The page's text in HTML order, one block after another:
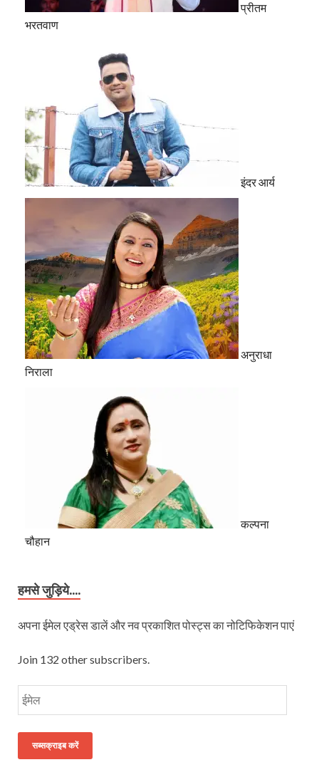
प्रीतम
भरतवाण
इंदर आर्य
अनुराधा
निराला
कल्पना
चौहान
हमसे जुड़िये....
अपना ईमेल एड्रेस डालें और नव प्रकाशित पोस्ट्स का नोटिफिकेशन पाएं
Join 132 other subscribers.
सब्सक्राइब करें